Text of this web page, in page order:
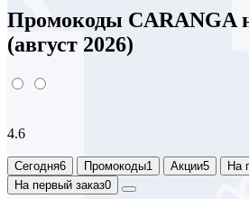
Промокоды CARANGA
(август 2026)
4.6
Сегодня6 Промокоды1 Акции5 На
На первый заказ0